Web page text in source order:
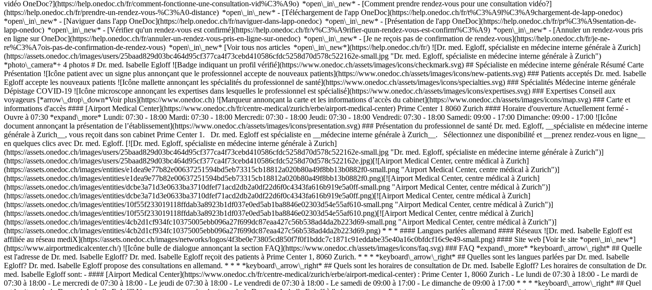
vidéo OneDoc?](https://help.onedoc.ch/fr/comment-fonctionne-une-consultation-vid%C3%A9o) *open\_in\_new* - [Comment prendre rendez-vous pour une consultation vidéo?]
(https://help.onedoc.ch/fr/prendre-un-rendez-vous-%C3%A0-distance) *open\_in\_new* - [Téléchargement de l'app OneDoc](https://help.onedoc.ch/fr/t%C3%A9l%C3%A9chargement-de-lapp-onedoc)
*open\_in\_new* - [Naviguer dans l'app OneDoc](https://help.onedoc.ch/fr/naviguer-dans-lapp-onedoc) *open\_in\_new* - [Présentation de l'app OneDoc](https://help.onedoc.ch/fr/pr%C3%A9sentation-de-
lapp-onedoc) *open\_in\_new* - [Vérifier qu'un rendez-vous est confirmé](https://help.onedoc.ch/fr/v%C3%A9rifier-quun-rendez-vous-est-confirm%C3%A9) *open\_in\_new* - [Annuler un rendez-vous pris
en ligne sur OneDoc](https://help.onedoc.ch/fr/annuler-un-rendez-vous-pris-en-ligne-sur-onedoc) *open\_in\_new* - [Je ne reçois pas de confirmation de rendez-vous](https://help.onedoc.ch/fr/je-ne-
re%C3%A7ois-pas-de-confirmation-de-rendez-vous) *open\_in\_new* [Voir tous nos articles *open\_in\_new*](https://help.onedoc.ch/fr/) ![Dr. med. Egloff, spécialiste en médecine interne générale à Zurich]
(https://assets.onedoc.ch/images/users/25baad829d03bc464d95cf377ca4f73cebd410586cfdc5258d70d578c522162e-small.jpg "Dr. med. Egloff, spécialiste en médecine interne générale à Zurich")
*photo\_camera*+ 4 photos # Dr. med. Isabelle Egloff ![Badge indiquant un profil vérifié](https://www.onedoc.ch/assets/images/icons/checkmark.svg) ## Spécialiste en médecine interne générale Résumé Carte
Présentation ![Icône patient avec un signe plus annonçant que le professionnel accepte de nouveaux patients](https://www.onedoc.ch/assets/images/icons/new-patients.svg) ### Patients acceptés Dr. med. Isabelle
Egloff accepte les nouveaux patients ![Icône mallette annonçant les spécialités du professionnel de santé](https://www.onedoc.ch/assets/images/icons/specialties.svg) ### Spécialités Médecine interne générale
Dépistage COVID-19 ![Icône microscope annonçant les expertises dans lesquelles le professionnel est spécialisé](https://www.onedoc.ch/assets/images/icons/expertises.svg) ### Expertises Conseil aux
voyageurs [*arrow\_drop\_down*Voir plus](https://www.onedoc.ch) ![Marqueur annonçant la carte et les informations d’accès du cabinet](https://www.onedoc.ch/assets/images/icons/map.svg) ### Carte et
informations d'accès #### [Airport Medical Center](https://www.onedoc.ch/fr/centre-medical/zurich/erbe/airport-medical-center) Prime Center 1 8060 Zurich #### Horaire d'ouverture Actuellement fermé -
Ouvre à 07:30 *expand\_more* Lundi: 07:30 - 18:00 Mardi: 07:30 - 18:00 Mercredi: 07:30 - 18:00 Jeudi: 07:30 - 18:00 Vendredi: 07:30 - 18:00 Samedi: 09:00 - 17:00 Dimanche: 09:00 - 17:00 ![Icône
document annonçant la présentation de l’établissement](https://www.onedoc.ch/assets/images/icons/presentation.svg) ### Présentation du professionnel de santé Dr. med. Egloff, __spécialiste en médecine interne
générale à Zurich__, vous reçoit dans son cabinet Prime Center 1. Dr. med. Egloff est spécialiste en __médecine interne générale à Zurich__. Sélectionnez une disponibilité et __prenez rendez-vous en ligne__
en quelques clics avec Dr. med. Egloff. [![Dr. med. Egloff, spécialiste en médecine interne générale à Zurich]
(https://assets.onedoc.ch/images/users/25baad829d03bc464d95cf377ca4f73cebd410586cfdc5258d70d578c522162e-small.jpg "Dr. med. Egloff, spécialiste en médecine interne générale à Zurich")]
(https://assets.onedoc.ch/images/users/25baad829d03bc464d95cf377ca4f73cebd410586cfdc5258d70d578c522162e.jpg)[![Airport Medical Center, centre médical à Zurich]
(https://assets.onedoc.ch/images/entities/e1dea9e77b82e00637251594bd5eb73315cb18812a020b80a49f8bb13b0882f0-small.png "Airport Medical Center, centre médical à Zurich")]
(https://assets.onedoc.ch/images/entities/e1dea9e77b82e00637251594bd5eb73315cb18812a020b80a49f8bb13b0882f0.png)[![Airport Medical Center, centre médical à Zurich]
(https://assets.onedoc.ch/images/entities/dcbe3a71d3e0633ba3710dfef71acd2db2a0df22d6f0c4343fa616b919e5a0ff-small.png "Airport Medical Center, centre médical à Zurich")]
(https://assets.onedoc.ch/images/entities/dcbe3a71d3e0633ba3710dfef71acd2db2a0df22d6f0c4343fa616b919e5a0ff.png)[![Airport Medical Center, centre médical à Zurich]
(https://assets.onedoc.ch/images/entities/10f55f233019118ffdab3a8923b1df037e0ed5ab1ba8846e02303d54e55af610-small.png "Airport Medical Center, centre médical à Zurich")]
(https://assets.onedoc.ch/images/entities/10f55f233019118ffdab3a8923b1df037e0ed5ab1ba8846e02303d54e55af610.png)[![Airport Medical Center, centre médical à Zurich]
(https://assets.onedoc.ch/images/entities/4cb2d1cf934fc10375005ebb096a27f699dc87eaa427c56b538ad4da2b223d69-small.png "Airport Medical Center, centre médical à Zurich")]
(https://assets.onedoc.ch/images/entities/4cb2d1cf934fc10375005ebb096a27f699dc87eaa427c56b538ad4da2b223d69.png) * * * #### Langues parlées allemand #### Réseaux ![Dr. med. Isabelle Egloff est
affiliée au réseau mediX](https://assets.onedoc.ch/images/networks/logos/4f3be0e73805cd850f7f0f1bddc7c1871c91eddabe35e40a16c0bfdcf16c9e49-small.png) #### Site web [Voir le site *open\_in\_new*]
(https://www.airportmedicalcenter.ch/) ![Icône bulle de dialogue annonçant la section FAQ](https://www.onedoc.ch/assets/images/icons/faq.svg) ### FAQ *expand\_more* *keyboard\_arrow\_right* ## Quelle
est l'adresse de Dr. med. Isabelle Egloff? Dr. med. Isabelle Egloff reçoit des patients à Prime Center 1, 8060 Zurich. * * * *keyboard\_arrow\_right* ## Quelles sont les langues parlées par Dr. med. Isabelle
Egloff? Dr. med. Isabelle Egloff propose des consultations en allemand. * * * *keyboard\_arrow\_right* ## Quels sont les horaires de consultation de Dr. med. Isabelle Egloff? Les horaires de consultation de Dr.
med. Isabelle Egloff sont: - #### [Airport Medical Center](https://www.onedoc.ch/fr/centre-medical/zurich/erbe/airport-medical-center) : Prime Center 1, 8060 Zurich - Le lundi de 07:30 à 18:00 - Le mardi de
07:30 à 18:00 - Le mercredi de 07:30 à 18:00 - Le jeudi de 07:30 à 18:00 - Le vendredi de 07:30 à 18:00 - Le samedi de 09:00 à 17:00 - Le dimanche de 09:00 à 17:00 * * * *keyboard\_arrow\_right* ## Quel